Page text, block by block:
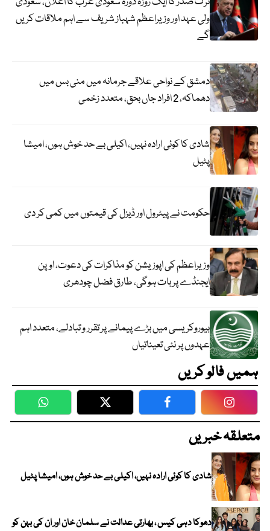
ولی عہد اور وزیراعظم شہباز شریف سے اہم ملاقات کریں
گے
دمشق کے نواحی علاقے جرمانہ میں منی بس میں
دھماکہ، 2 افراد جاں بحق، متعدد زخمی
شادی کا کوئی ارادہ نہیں، اکیلی بے حد خوش ہوں، امیشا
پٹیل
حکومت نے پیٹرول اور ڈیزل کی قیمتوں میں کمی کر دی
وزیراعظم کی اپوزیشن کو مذاکرات کی دعوت، اوپن
ایجنڈے پر بات ہوگی، طارق فضل چودھری
بیوروکریسی میں بڑے پیمانے پر تقرر و تبادلے، متعدد اہم
عہدوں پر نئی تعیناتیاں
ہمیں فالو کریں
WhatsApp Twitter Facebook
متعلقہ خبریں
شادی کا کوئی ارادہ نہیں، اکیلی بے حد خوش ہوں، امیشا پٹیل
دھوکا دہی کیس ، بھارتی عدالت نے سلمان خان اور ان کی بہن کو